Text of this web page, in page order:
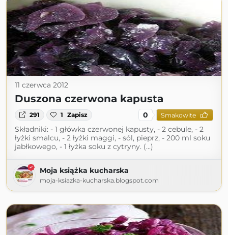
11 czerwca 2012
Duszona czerwona kapusta
291 1 Zapisz 0 Smakowite
Składniki: - 1 główka czerwonej kapusty, - 2 cebule, - 2
łyżki smalcu, - 2 łyżki maggi, - sól, pieprz, - 200 ml soku
jabłkowego, - 1 łyżka soku z cytryny. (...)
Moja książka kucharska
moja-ksiazka-kucharska.blogspot.com